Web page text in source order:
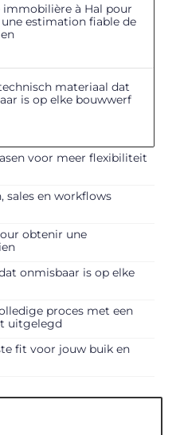
immobilière à Hal pour
estimation fiable de
materiaal dat
is op elke bouwwerf
voor meer flexibiliteit
sales en workflows
obtenir une
onmisbaar is op elke
proces met een
uitgelegd
fit voor jouw buik en